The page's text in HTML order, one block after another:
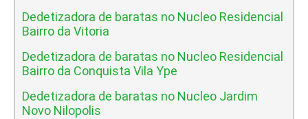
Dedetizadora de baratas no Nucleo Residencial
Bairro da Vitoria
Dedetizadora de baratas no Nucleo Residencial
Bairro da Conquista Vila Ype
Dedetizadora de baratas no Nucleo Jardim
Novo Nilopolis